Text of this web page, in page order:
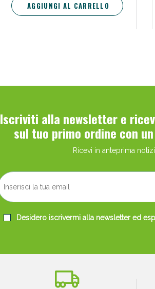
AGGIUNGI AL CARRELLO
Iscriviti alla newsletter e
sul tuo primo ordine con
Ricevi in anteprima
Desidero iscrivermi alla newsletter ed
Scopri le